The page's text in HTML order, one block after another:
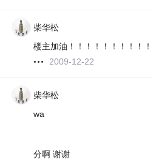
柴华松
楼主加油！！！！！！！！！！
2009-12-22
柴华松
wa
分啊 谢谢